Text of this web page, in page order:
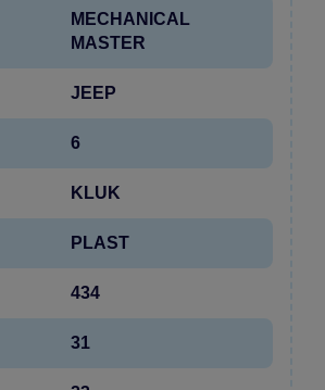
MECHANICAL
MASTER
JEEP
6
KLUK
PLAST
434
31